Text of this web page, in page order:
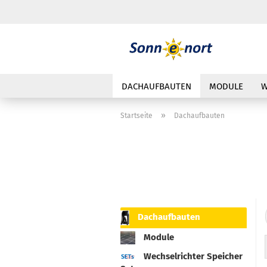
DACHAUFBAUTEN MODULE
Startseite » Dachaufbauten
Dachaufbauten
Module
Wechselrichter Speicher